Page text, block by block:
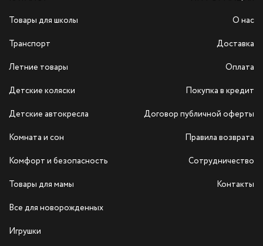
Товары для школы
Транспорт
Летние товары
Детские коляски
Детские автокресла
Комната и сон
Комфорт и безопасность
Товары для мамы
Все для новорожденных
Игрушки
О нас
Доставка
Оплата
Покупка в кредит
Договор публичной оферты
Правила возврата
Сотрудничество
Контакты